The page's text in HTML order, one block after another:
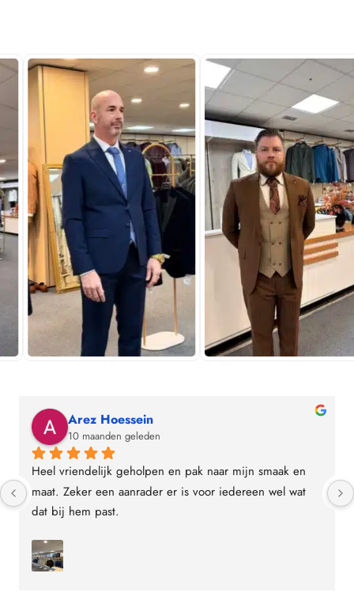
Murat Toksoy
10 maanden geleden
Vorige week een nieuwe pak bij Lomoro gekocht samen
met mijn broer. Precies op maat gemaakt en wat een
mooie pak is het geworden. Klantenservice is goed
ook Lomoro aanraden!